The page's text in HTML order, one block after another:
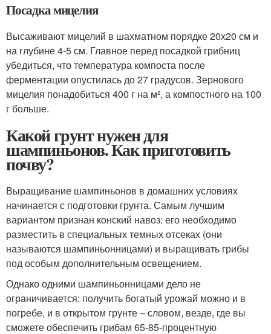
Посадка мицелия
Высаживают мицелий в шахматном порядке 20х20 см и
на глубине 4-5 см. Главное перед посадкой грибниц
убедиться, что температура компоста после
ферментации опустилась до 27 градусов. Зернового
мицелия понадобиться 400 г на м², а компостного на 100
г больше.
Какой грунт нужен для
шампиньонов. Как приготовить
почву?
Выращивание шампиньонов в домашних условиях
начинается с подготовки грунта. Самым лучшим
вариантом признан конский навоз: его необходимо
разместить в специальных темных отсеках (они
называются шампиньонницами) и выращивать грибы
под особым дополнительным освещением.
Однако одними шампиньонницами дело не
ограничивается: получить богатый урожай можно и в
погребе, и в открытом грунте – словом, везде, где вы
сможете обеспечить грибам 65-85-процентную